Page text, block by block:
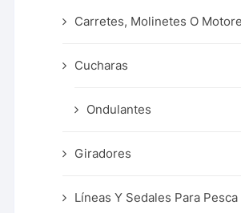
Carretes, Molinetes O
Cucharas
Ondulantes
Giradores
Líneas Y Sedales Para Pesca